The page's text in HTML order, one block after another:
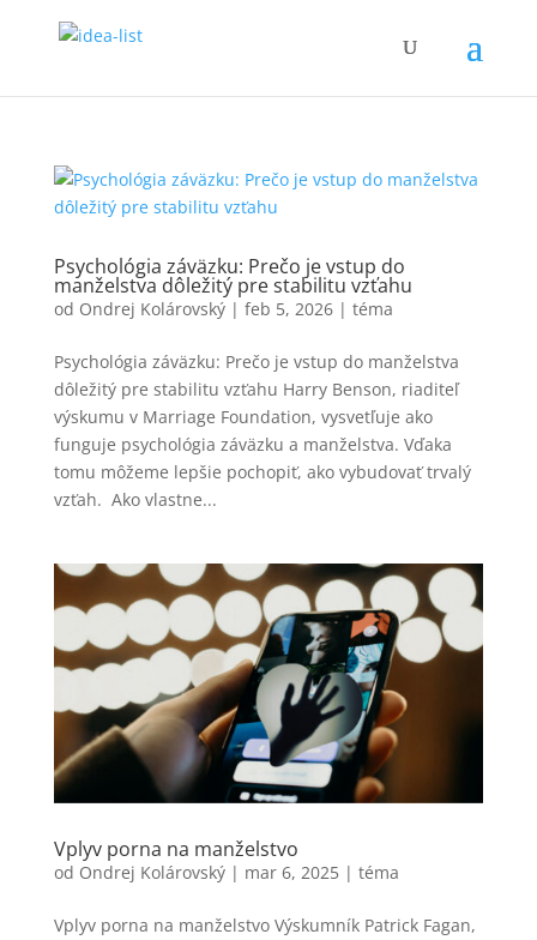
Psychológia záväzku: Prečo je vstup do
manželstva dôležitý pre stabilitu vzťahu
od Ondrej Kolárovský| feb 5, 2026| téma
Psychológia záväzku: Prečo je vstup do manželstva
dôležitý pre stabilitu vzťahu Harry Benson, riaditeľ
výskumu v Marriage Foundation, vysvetľuje ako
funguje psychológia záväzku a manželstva. Vďaka
tomu môžeme lepšie pochopiť, ako vybudovať trvalý
vzťah. Ako vlastne...
Vplyv porna na manželstvo
od Ondrej Kolárovský| mar 6, 2025| téma
Vplyv porna na manželstvo Výskumník Patrick Fagan,